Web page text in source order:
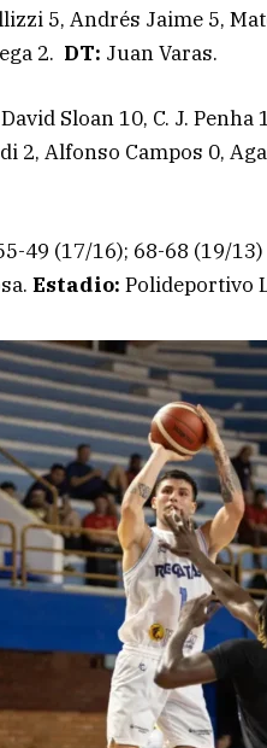
5, Andrés Jaime 5,
2. DT: Juan Varas.
Sloan 10, C. J.
2, Alfonso Campos 0,
49 (17/16); 68-68 (19/
Estadio:Polideportivo